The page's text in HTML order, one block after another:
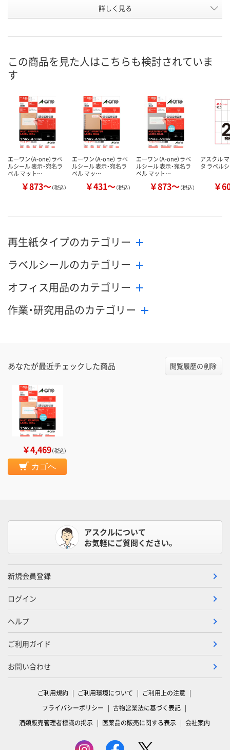
イズ
（86.4×50.8mm）
12面
（86.4×42.3mm）
（
お申込番
在庫 あり あり 3点
数量
カゴへ
数量
カゴへ カ
詳しく見る
この商品を見た人はこちらも検討されていま
す
エーワン（A-one）ラベ
ルシール 表示・宛名ラ
ベル マット…
￥873～（税込）
エーワン（A-one） ラベ
ルシール 表示・宛名ラ
ベル マッ…
￥431～（税込）
エーワン（A-one）ラベ
ルシール 表示・宛名ラ
ベル マット…
￥873～（税込）
アスクル
タ ラベル
￥
再生紙タイプのカテゴリー
ラベルシールのカテゴリー
オフィス用品のカテゴリー
作業・研究用品のカテゴリー
あなたが最近チェックした商品 閲覧履歴の削除
￥4,469（税込）
カゴへ
アスクルについて
お気軽にご質問ください。
新規会員登録
ログイン
ヘルプ
ご利用ガイド
お問い合わせ
ご利用規約 ご利用環境について
ご利用上の注意
プライバシーポリシー
古物営業法に基づく表記
酒類販売管理者標識の掲示
医薬品の販売に関する表示 会社案内